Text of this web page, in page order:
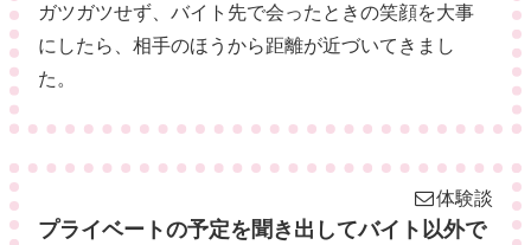
ガツガツせず、バイト先で会ったときの笑顔を大事
にしたら、相手のほうから距離が近づいてきまし
た。
体験談
プライベートの予定を聞き出してバイト以外で